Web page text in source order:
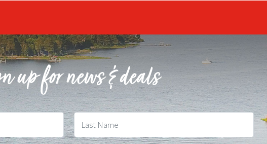
up for news & deals